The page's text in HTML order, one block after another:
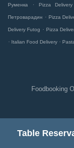
Руменка . Pizza
Петроварадин . Pizza
Delivery Futog . Pizza
. Italian Food Delivery .
Foodbooking
Table